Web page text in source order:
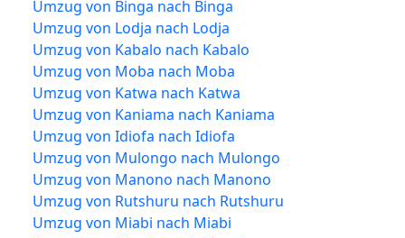
Umzug von Binga nach Binga
Umzug von Lodja nach Lodja
Umzug von Kabalo nach Kabalo
Umzug von Moba nach Moba
Umzug von Katwa nach Katwa
Umzug von Kaniama nach Kaniama
Umzug von Idiofa nach Idiofa
Umzug von Mulongo nach Mulongo
Umzug von Manono nach Manono
Umzug von Rutshuru nach Rutshuru
Umzug von Miabi nach Miabi